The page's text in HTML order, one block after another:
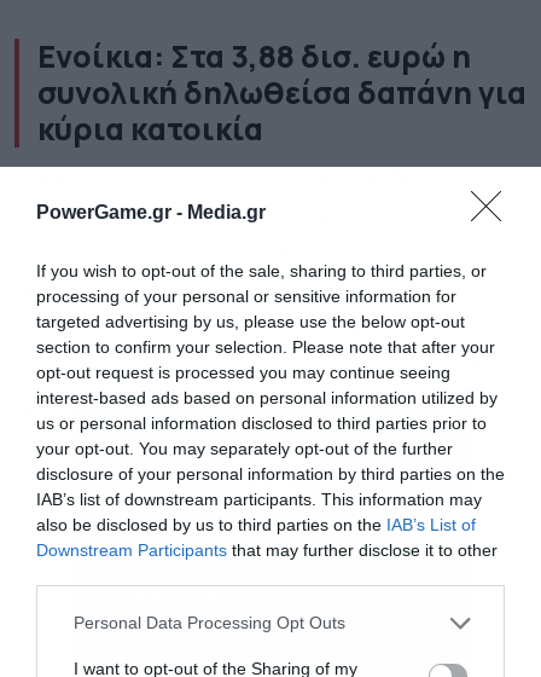
PowerGame.gr - Media.gr
If you wish to opt-out of the sale, sharing to third parties, or
processing of your personal or sensitive information for
targeted advertising by us, please use the below opt-out
section to confirm your selection. Please note that after your
opt-out request is processed you may continue seeing
interest-based ads based on personal information utilized by
us or personal information disclosed to third parties prior to
your opt-out. You may separately opt-out of the further
disclosure of your personal information by third parties on the
IAB’s list of downstream participants. This information may
also be disclosed by us to third parties on the IAB’s List of
Downstream Participants that may further disclose it to other
Personal Data Processing Opt Outs
I want to opt-out of the Sharing of my
Ενοίκια: Στα 3,88 δισ. ευρώ η
συνολική δηλωθείσα δαπάνη για
κύρια κατοικία
ενοικίων για κύρια κατοικία αυξήθηκε από 2,46
αυτή θεωρείται ιδιαίτερα σημαντική, καθώς
υποδηλώνει ότι ολοένα και μεγαλύτερο μέρος
των συναλλαγών πραγματοποιείται πλέον με
τρόπο που επιτρέπει τον φορολογικό έλεγχο και
την καταγραφή των πραγματικών οικονομικών
δεδομένων.
Εγγραφή στο
newsletter